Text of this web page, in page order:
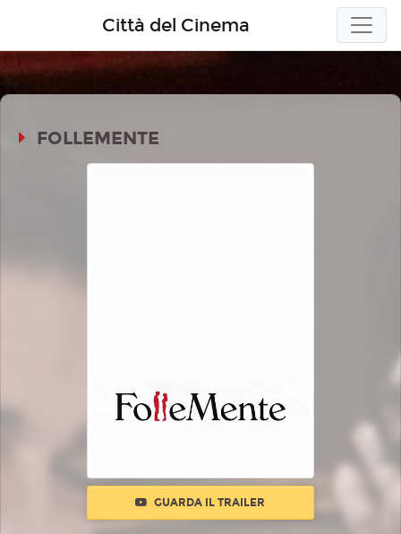
Città del Cinema
FOLLEMENTE
GUARDA IL TRAILER